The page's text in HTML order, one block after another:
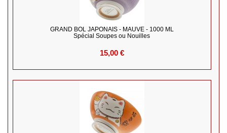
GRAND BOL JAPONAIS - MAUVE - 1000 ML
Spécial Soupes ou Nouilles
15,00 €